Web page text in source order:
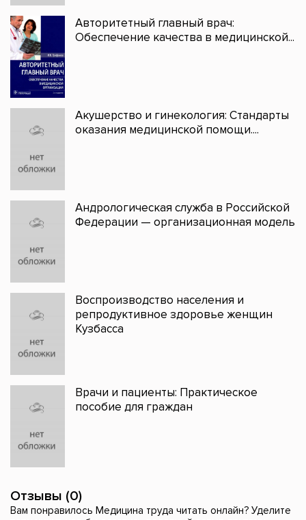
Авторитетный главный врач:
Обеспечение качества в медицинской...
Акушерство и гинекология: Стандарты
оказания медицинской помощи....
Андрологическая служба в Российской
Федерации — организационная модель
Воспроизводство населения и
репродуктивное здоровье женщин
Кузбасса
Врачи и пациенты: Практическое
пособие для граждан
Отзывы (0)
Вам понравилось Медицина труда читать онлайн? Уделите